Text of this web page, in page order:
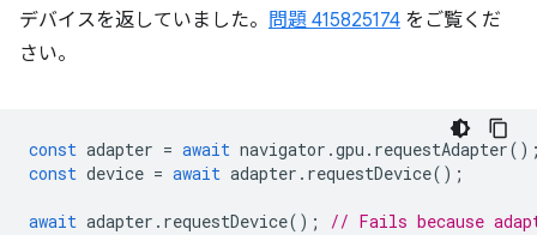
デバイスを返していました。 問題 415825174 をご覧くだ
さい。
const adapter = await navigator .gpu . requestAdapter
const device = await adapter . requestDevice();
await adapter . requestDevice(); // Fails because